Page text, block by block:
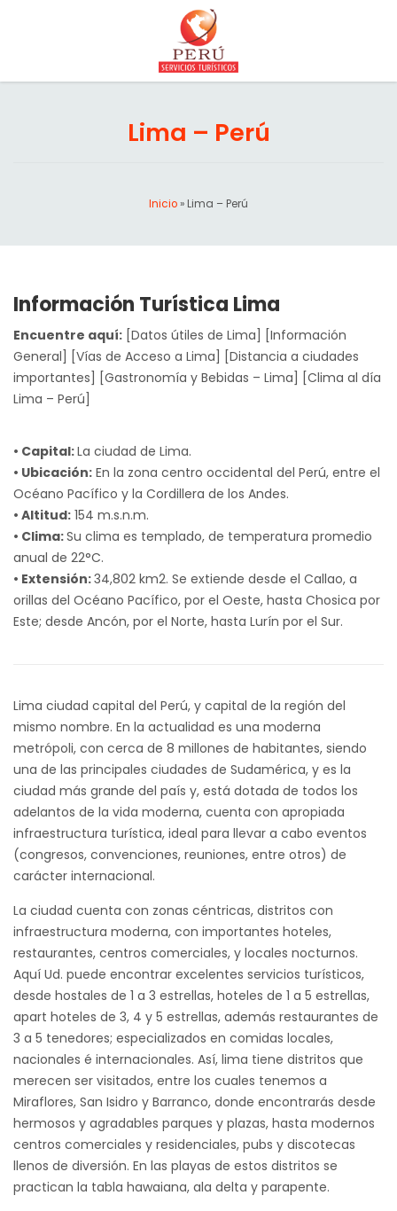
Lima – Perú
Inicio » Lima – Perú
Información Turística Lima
Encuentre aquí: [Datos útiles de Lima] [Información
General] [Vías de Acceso a Lima] [Distancia a ciudades
importantes] [Gastronomía y Bebidas – Lima] [Clima al día
Lima – Perú]
• Capital:La ciudad de Lima.
• Ubicación: En la zona centro occidental del Perú, entre el
Océano Pacífico y la Cordillera de los Andes.
• Altitud: 154 m.s.n.m.
• Clima:Su clima es templado, de temperatura promedio
anual de 22°C.
• Extensión:34,802 km2. Se extiende desde el Callao, a
orillas del Océano Pacífico, por el Oeste, hasta Chosica por
Este; desde Ancón, por el Norte, hasta Lurín por el Sur.
Lima ciudad capital del Perú, y capital de la región del
mismo nombre. En la actualidad es una moderna
metrópoli, con cerca de 8 millones de habitantes, siendo
una de las principales ciudades de Sudamérica, y es la
ciudad más grande del país y, está dotada de todos los
adelantos de la vida moderna, cuenta con apropiada
infraestructura turística, ideal para llevar a cabo eventos
(congresos, convenciones, reuniones, entre otros) de
carácter internacional.
La ciudad cuenta con zonas céntricas, distritos con
infraestructura moderna, con importantes hoteles,
restaurantes, centros comerciales, y locales nocturnos.
Aquí Ud. puede encontrar excelentes servicios turísticos,
desde hostales de 1 a 3 estrellas, hoteles de 1 a 5 estrellas,
apart hoteles de 3, 4 y 5 estrellas, además restaurantes de
3 a 5 tenedores; especializados en comidas locales,
nacionales é internacionales. Así, lima tiene distritos que
merecen ser visitados, entre los cuales tenemos a
Miraflores, San Isidro y Barranco, donde encontrarás desde
hermosos y agradables parques y plazas, hasta modernos
centros comerciales y residenciales, pubs y discotecas
llenos de diversión. En las playas de estos distritos se
practican la tabla hawaiana, ala delta y parapente.